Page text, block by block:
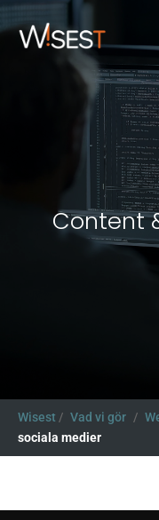
Content
Wisest / Vad vi gör /
sociala medier